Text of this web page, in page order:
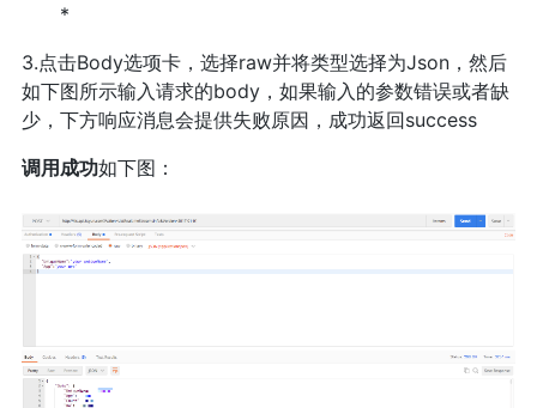
*
3.点击Body选项卡，选择raw并将类型选择为Json，然后
如下图所示输入请求的body，如果输入的参数错误或者缺
少，下方响应消息会提供失败原因，成功返回success
调用成功如下图：